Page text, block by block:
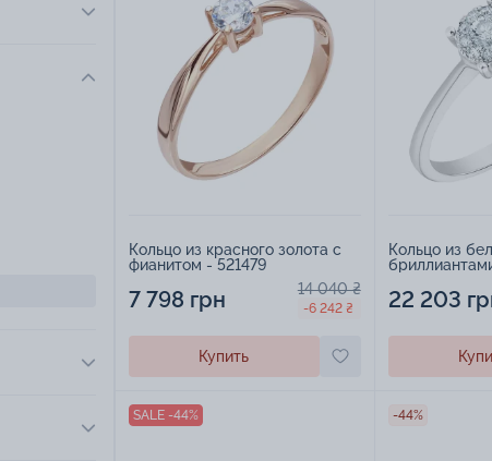
Кольцо из красного золота с
фианитом - 521479
7 798 грн 14 040 ₴
-6 242 ₴
Купить
Кольцо из
22 203
SALE -44% -44%